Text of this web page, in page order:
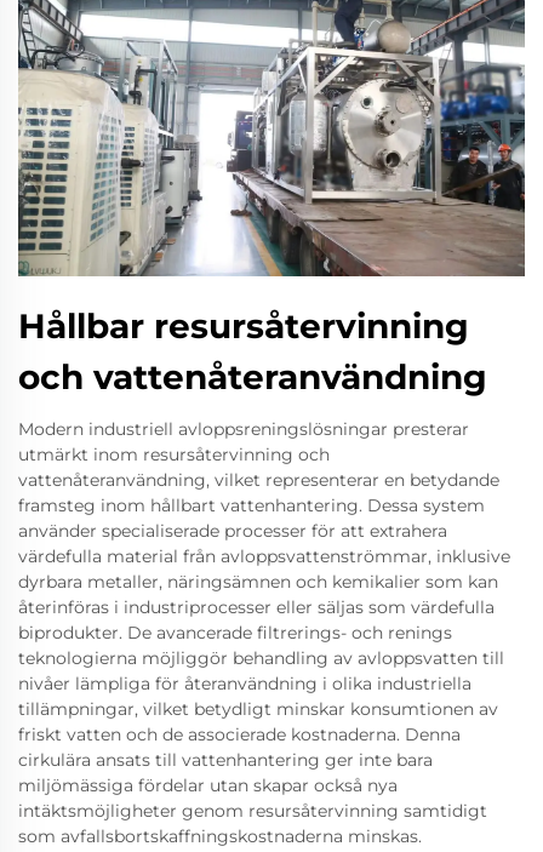
Hållbar resursåtervinning
och vattenåteranvändning
Modern industriell avloppsreningslösningar presterar
utmärkt inom resursåtervinning och
vattenåteranvändning, vilket representerar en betydande
framsteg inom hållbart vattenhantering. Dessa system
använder specialiserade processer för att extrahera
värdefulla material från avloppsvattenströmmar, inklusive
dyrbara metaller, näringsämnen och kemikalier som kan
återinföras i industriprocesser eller säljas som värdefulla
biprodukter. De avancerade filtrerings- och renings
teknologierna möjliggör behandling av avloppsvatten till
nivåer lämpliga för återanvändning i olika industriella
tillämpningar, vilket betydligt minskar konsumtionen av
friskt vatten och de associerade kostnaderna. Denna
cirkulära ansats till vattenhantering ger inte bara
miljömässiga fördelar utan skapar också nya
intäktsmöjligheter genom resursåtervinning samtidigt
som avfallsbortskaffningskostnaderna minskas.